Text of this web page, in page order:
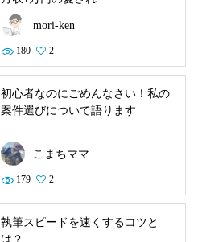
mori-ken
180 2
初心者なのにごめんなさい！私の
案件選びについて語ります
こまちママ
179 2
執筆スピードを速くするコツと
は？